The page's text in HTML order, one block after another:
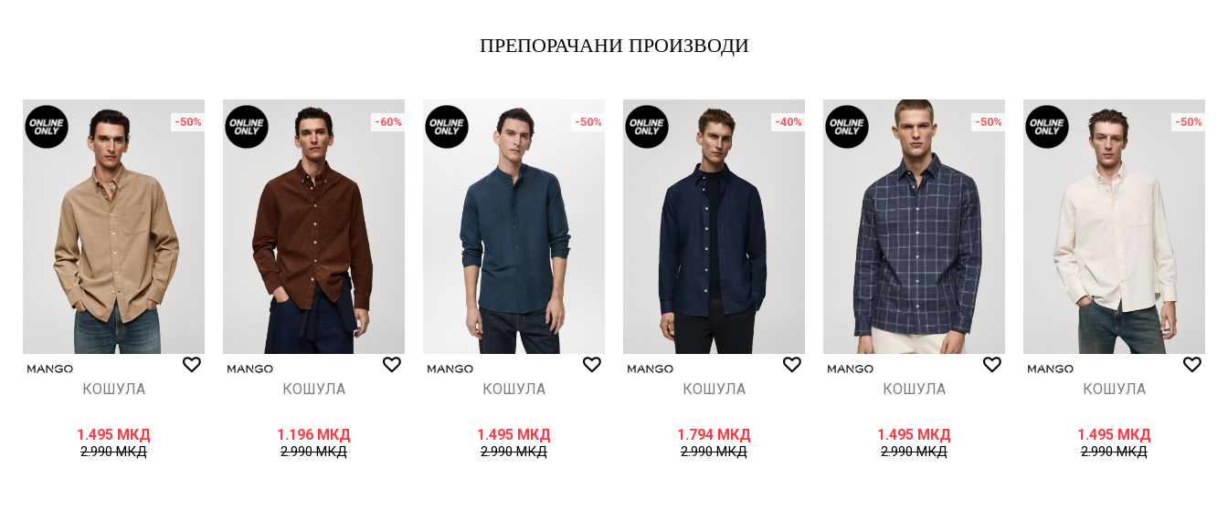
Порака
ИСПРАТИ
ПРЕПОРАЧАНИ ПРОИЗВОДИ
-50%
КОШУЛА
1.495 МКД
2.990МКД
-60%
КОШУЛА
1.196 МКД
2.990МКД
-50%
КОШУЛА
1.495 МКД
2.990МКД
-40%
КОШУЛА
1.794 МКД
2.990МКД
-50%
КОШУЛА
1.495 МКД
2.990МКД
-50%
КОШУЛА
1.495 МКД
2.990МКД